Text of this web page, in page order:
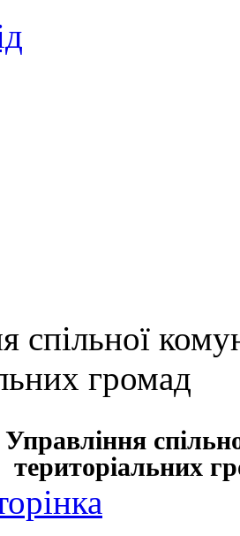
спільної
громад
Управління
територіальних